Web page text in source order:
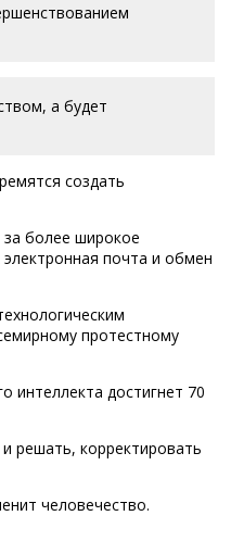
а будет
создать
более широкое
почта и обмен
протестному
интеллекта достигнет 70
решать, корректировать
человечество.